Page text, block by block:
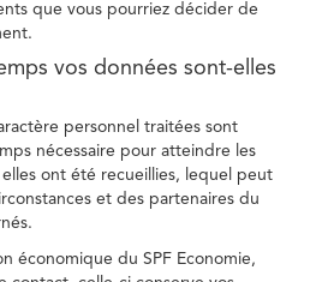
que vous pourriez décider de
vos données sont-elles
personnel traitées sont
nécessaire pour atteindre les
ont été recueillies, lequel peut
et des partenaires du
économique du SPF Economie,